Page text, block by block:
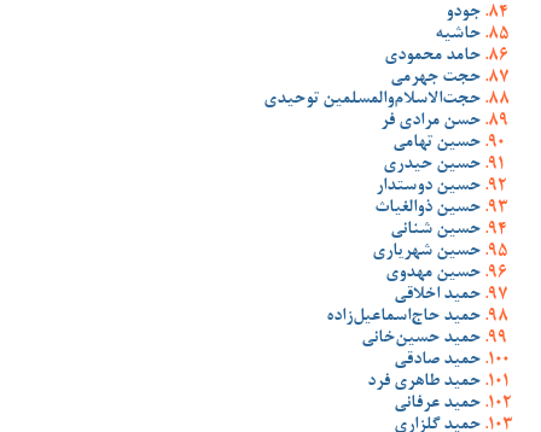
جودو
حاشیه
حامد محمودی
حجت جهرمی
حجت‌الاسلام‌والمسلمین توحیدی
حسن مرادی فر
حسین تهامی
حسین حیدری
حسین دوستدار
حسین ذوالغیاث
حسین شنانی
حسین شهریاری
حسین مهدوی
حمید اخلاقی
حمید حاج‌اسماعیل‌زاده
حمید حسین‌خانی
حمید صادقی
حمید طاهری فرد
حمید عرفانی
حمید گلزاری